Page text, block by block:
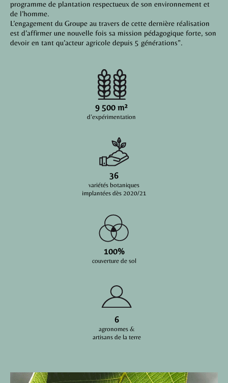
programme de plantation respectueux de son environnement et
de l’homme.
L’engagement du Groupe au travers de cette dernière réalisation
est d’affirmer une nouvelle fois sa mission pédagogique forte, son
devoir en tant qu’acteur agricole depuis 5 générations”.
9 500 m²
d’expérimentation
36
variétés botaniques
implantées dès 2020/21
100%
couverture de sol
6
agronomes &
artisans de la terre